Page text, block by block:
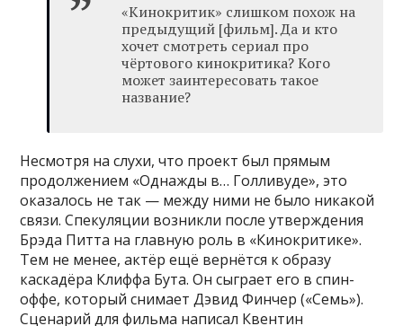
«Кинокритик» слишком похож на
предыдущий [фильм]. Да и кто
хочет смотреть сериал про
чёртового кинокритика? Кого
может заинтересовать такое
название?
Несмотря на слухи, что проект был прямым
продолжением «Однажды в… Голливуде», это
оказалось не так — между ними не было никакой
связи. Спекуляции возникли после утверждения
Брэда Питта на главную роль в «Кинокритике».
Тем не менее, актёр ещё вернётся к образу
каскадёра Клиффа Бута. Он сыграет его в спин-
оффе, который снимает Дэвид Финчер («Семь»).
Сценарий для фильма написал Квентин